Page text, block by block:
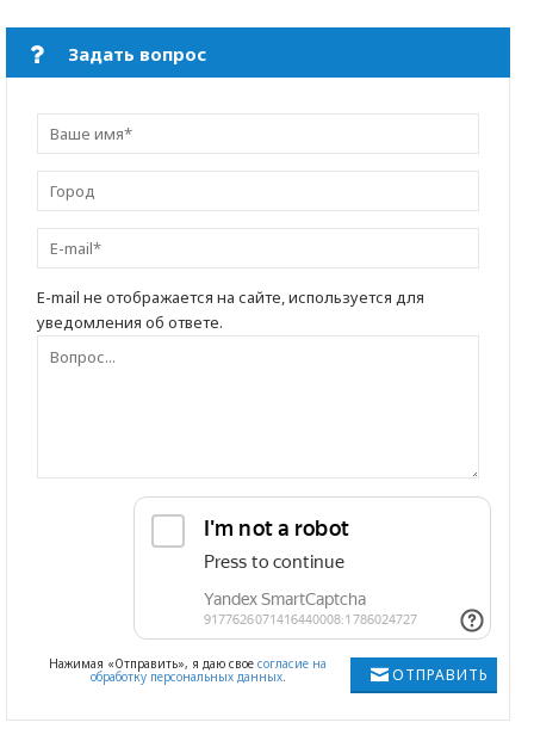
Задать вопрос
E-mail не отображается на сайте, используется для
уведомления об ответе.
ОТПРАВИТЬ
Нажимая «Отправить», я даю свое согласие на
обработку персональных данных.